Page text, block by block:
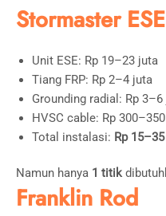
Stormaster
Unit ESE: Rp 19–23 juta
Tiang FRP: Rp 2–4 juta
Grounding radial: Rp 3–6
HVSC cable: Rp
Total instalasi: Rp
Namun hanya 1 titik
Franklin Rod